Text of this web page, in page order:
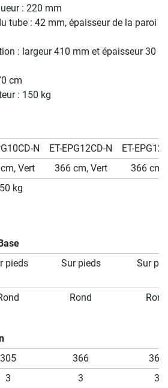
: 220 mm
tube : 42 mm, épaisseur de la paroi
: largeur 410 mm et épaisseur 30
cm
: 150 kg
N ET-EPG12CD-N
ET-
Vert 366 cm, Vert
366 cm,
kg
pieds Sur pieds Sur
Rond Rond
305 366
366
3 3 3